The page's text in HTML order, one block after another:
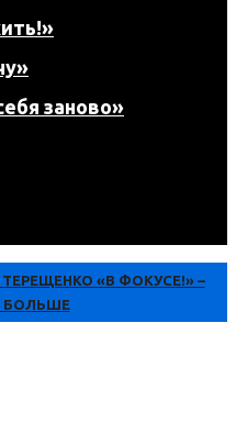
заново»
«В ФОКУСЕ!» –
БОЛЬШЕ